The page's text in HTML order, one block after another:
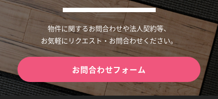
物件に関するお問合わせや法人契約等、
お気軽にリクエスト・お問合わせください。
お問合わせフォーム